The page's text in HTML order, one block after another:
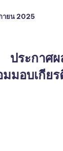
ายน 2025
ประกาศ
มอบเกีย